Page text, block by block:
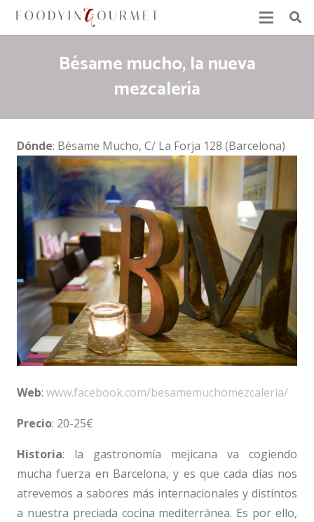
Bésame mucho, la nueva
mezcalería
Dónde: Bésame Mucho, C/ La Forja 128 (Barcelona)
Web: www.facebook.com/besamemuchomezcaleria/
Precio: 20-25€
Historia: la gastronomía mejicana va cogiendo
mucha fuerza en Barcelona, y es que cada días nos
atrevemos a sabores más internacionales y distintos
a nuestra preciada cocina mediterránea. Es por ello,